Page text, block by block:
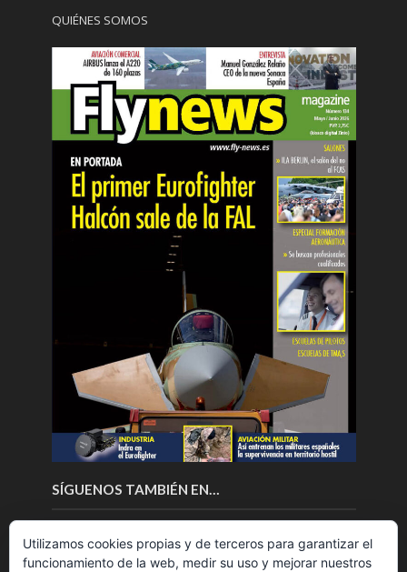
QUIÉNES SOMOS
SÍGUENOS TAMBIÉN EN…
Utilizamos cookies propias y de terceros para garantizar el
funcionamiento de la web, medir su uso y mejorar nuestros